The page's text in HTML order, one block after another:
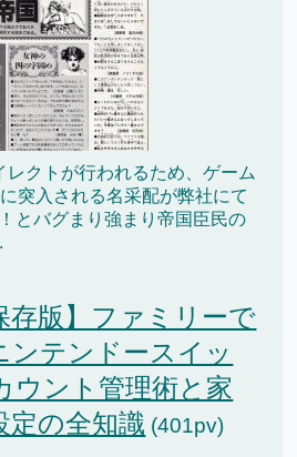
レクトが行われるため、ゲーム
突入される名采配が弊社にて
とバグまり強まり帝国臣民の
存版】ファミリーで
ンテンドースイッ
ウント管理術と家
定の全知識 (401pv)